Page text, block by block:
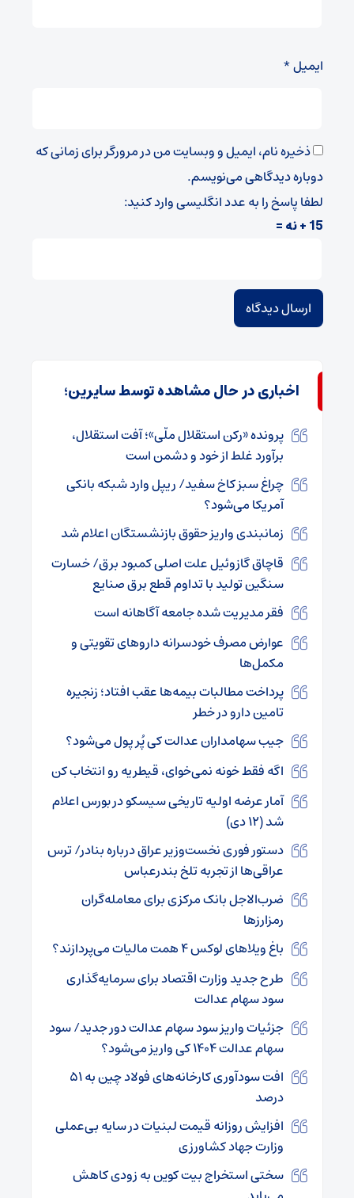
ایمیل*
ذخیره نام، ایمیل و وبسایت من در مرورگر برای زمانی که
دوباره دیدگاهی می‌نویسم.
لطفا پاسخ را به عدد انگلیسی وارد کنید:
15 + نه =
اخباری در حال مشاهده توسط سایرین؛
پرونده «رکن استقلال ملّی»؛ آفت استقلال،
برآورد غلط از خود و دشمن است
چراغ سبز کاخ سفید/ ریپل وارد شبکه بانکی
آمریکا می‌شود؟
زمانبندی واریز حقوق بازنشستگان اعلام شد
قاچاق گازوئیل علت اصلی کمبود برق/ خسارت
سنگین تولید با تداوم قطع برق صنایع
فقر مدیریت شده جامعه آگاهانه است
عوارض مصرف خودسرانه داروهای تقویتی و
مکمل‌ها
پرداخت مطالبات بیمه‌ها عقب افتاد؛ زنجیره
تامین دارو در خطر
جیب سهامداران عدالت کی پُر پول می‌شود؟
اگه فقط خونه نمی‌خوای، قیطریه رو انتخاب کن
آمار عرضه اولیه تاریخی سیسکو در بورس اعلام
شد (۱۲ دی)
دستور فوری نخست‌وزیر عراق درباره بنادر/ ترس
عراقی‌ها از تجربه تلخ بندرعباس
ضرب‌الاجل بانک مرکزی برای معامله‌گران
رمزارز‌ها
باغ ویلا‌های لوکس ۴ همت مالیات می‌پردازند؟
طرح جدید وزارت اقتصاد برای سرمایه‌گذاری
سود سهام عدالت
جزئیات واریز سود سهام عدالت دور جدید/ سود
سهام عدالت ۱۴۰۴ کی واریز می‌شود؟
افت سودآوری کارخانه‌های فولاد چین به ۵۱
درصد
افزایش روزانه قیمت لبنیات در سایه بی‌عملی
وزارت جهاد کشاورزی
سختی استخراج بیت‌ کوین به زودی کاهش